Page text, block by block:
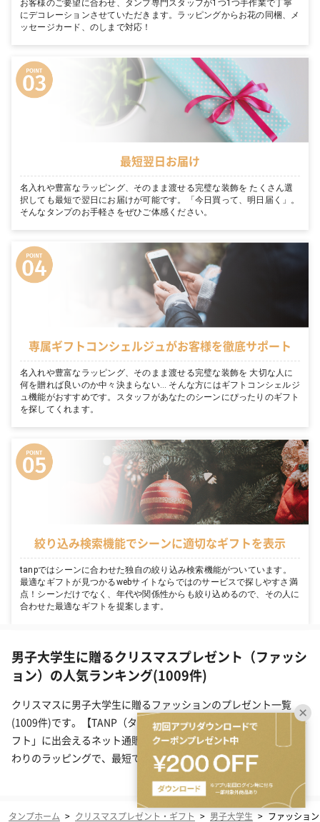
お客様のご要望に合わせ、タンプ専門スタッフが1つ1つ手作業で丁寧
にデコレーションさせていただきます。ラッピングからお花の同梱、メ
ッセージカード、のしまで対応！
最短翌日お届け
名入れや豊富なラッピング、そのまま渡せる完璧な装飾を たくさん選
択しても最短で翌日にお届けが可能です。「今日買って、明日届く」。
そんなタンプのお手軽さをぜひご体感ください。
専属ギフトコンシェルジュがお客様を徹底サポート
名入れや豊富なラッピング、そのまま渡せる完璧な装飾を 大切な人に
何を贈れば良いのか中々決まらない… そんな方にはギフトコンシェルジ
ュ機能がおすすめです。スタッフがあなたのシーンにぴったりのギフト
を探してくれます。
絞り込み検索機能でシーンに適切なギフトを表示
tanpではシーンに合わせた独自の絞り込み検索機能がついています。
最適なギフトが見つかるwebサイトならではのサービスで探しやすさ満
点！シーンだけでなく、年代や関係性からも絞り込めるので、その人に
合わせた最適なギフトを提案します。
男子大学生に贈るクリスマスプレゼント（ファッシ
ョン）の人気ランキング(1009件)
クリスマスに男子大学生に贈るファッションのプレゼント一覧
(1009件)です。【TANP（タンプ）】は大切な日にぴったりな「ギ
フト」に出会えるネット通販サイトです。こだわりの商品をこだ
わりのラッピングで、最短で即日発送にてご対応いたします。
タンプホーム > クリスマスプレゼント・ギフト > 男子大学生 > ファッション